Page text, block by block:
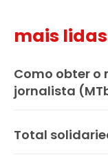
mais lidas
Como obter o
jornalista
Total